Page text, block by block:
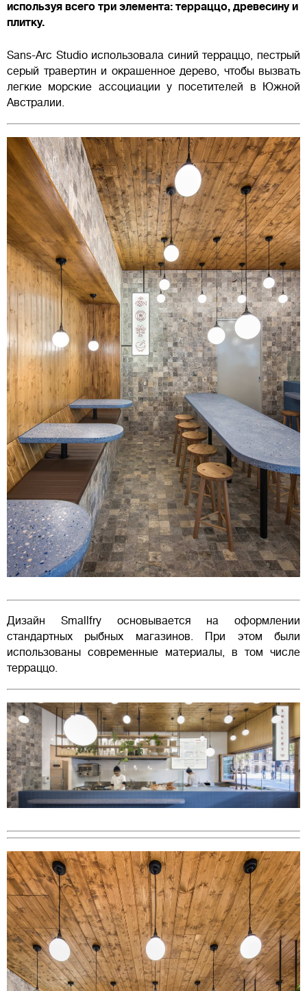
используя всего три элемента: терраццо, древесину и
плитку.
Sans-Arc Studio использовала синий терраццо, пестрый
серый травертин и окрашенное дерево, чтобы вызвать
легкие морские ассоциации у посетителей в Южной
Австралии.
Дизайн Smallfry основывается на оформлении
стандартных рыбных магазинов. При этом были
использованы современные материалы, в том числе
терраццо.